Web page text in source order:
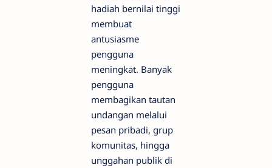
hadiah bernilai tinggi
membuat
antusiasme
pengguna
meningkat. Banyak
pengguna
membagikan tautan
undangan melalui
pesan pribadi, grup
komunitas, hingga
unggahan publik di